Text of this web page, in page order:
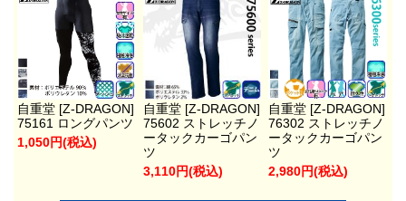
自重堂 [Z-DRAGON]
75161 ロングパンツ
1,050円(税込)
自重堂 [Z-DRAGON]
75602 ストレッチノ
ータックカーゴパン
ツ
3,110円(税込)
自重堂 [Z-DRAGON]
76302 ストレッチノ
ータックカーゴパン
ツ
2,980円(税込)